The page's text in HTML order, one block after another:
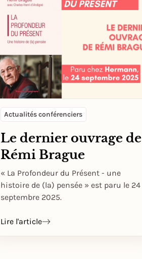
Actualités conférenciers
Le dernier ouvrage de
Rémi Brague
« La Profondeur du Présent - une
histoire de (la) pensée » est paru le 24
septembre 2025.
Lire l'article